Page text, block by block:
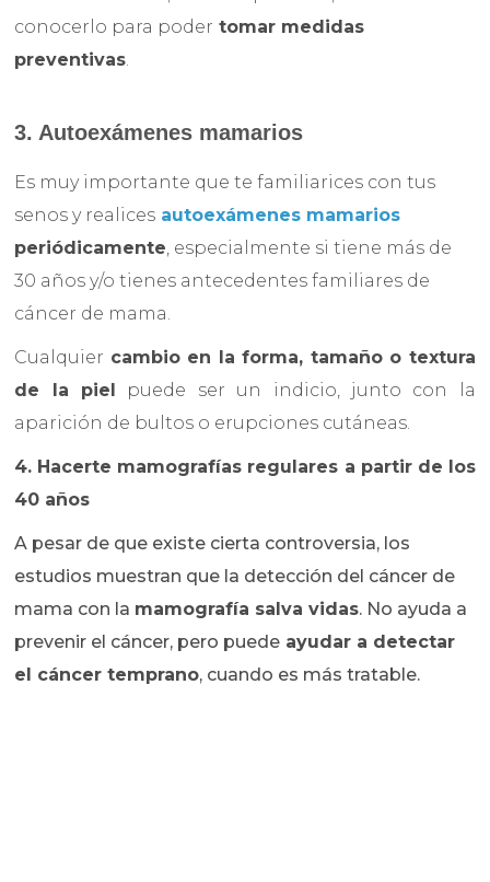
conocerlo para poder tomar medidas
preventivas.
3. Autoexámenes mamarios
Es muy importante que te familiarices con tus
senos y realices autoexámenes mamarios
periódicamente, especialmente si tiene más de
30 años y/o tienes antecedentes familiares de
cáncer de mama.
Cualquier cambio en la forma, tamaño o textura
de la piel
puede ser un indicio, junto con la
aparición de bultos o erupciones cutáneas.
4. Hacerte mamografías regulares a partir de los
40 años
A pesar de que existe cierta controversia, los
estudios muestran que la detección del cáncer de
mama con la mamografía salva vidas. No ayuda a
prevenir el cáncer, pero puede ayudar a detectar
el cáncer temprano, cuando es más tratable.